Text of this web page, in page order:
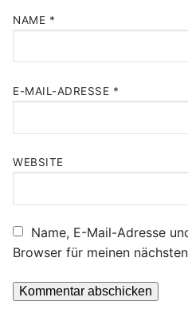
NAME *
E-MAIL-ADRESSE *
WEBSITE
Name, E-Mail-Adresse
Browser für meinen